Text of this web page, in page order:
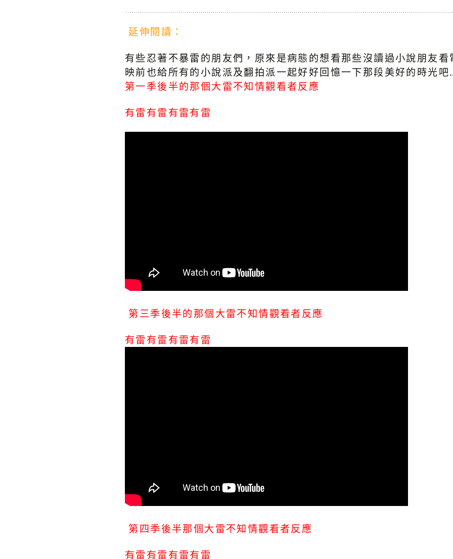
延伸閱讀：
有些忍著不暴雷的朋友們，原來是病態的想看那些沒讀過小說朋友
映前也給所有的小說派及翻拍派一起好好回憶一下那段美好的時光
第一季後半的那個大雷不知情觀看者反應
有雷有雷有雷有雷
第三季後半的那個大雷不知情觀看者反應
有雷有雷有雷有雷
第四季後半那個大雷不知情觀看者反應
有雷有雷有雷有雷